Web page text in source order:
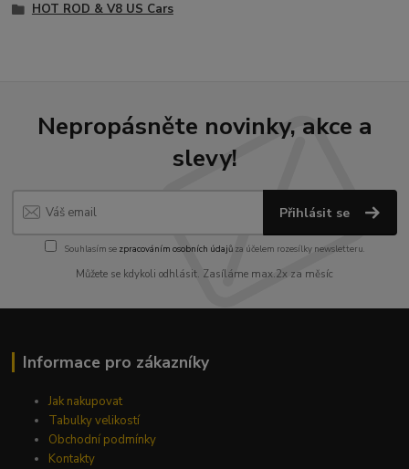
HOT ROD & V8 US Cars
Nepropásněte novinky, akce a
slevy!
Přihlásit se
Souhlasím se zpracováním osobních údajůza účelem rozesílky newsletteru.
Můžete se kdykoli odhlásit. Zasíláme max.2x za měsíc
Informace pro zákazníky
Jak nakupovat
Tabulky velikostí
Obchodní podmínky
Kontakty